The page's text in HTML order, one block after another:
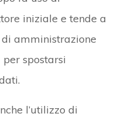
iniziale e tende a
amministrazione
spostarsi
l’utilizzo di